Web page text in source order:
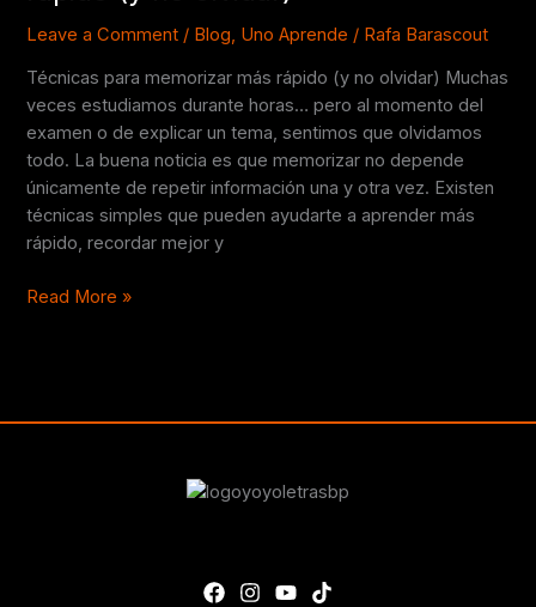
Leave a Comment / Blog, Uno Aprende / Rafa Barascout
Técnicas para memorizar más rápido (y no olvidar) Muchas
veces estudiamos durante horas… pero al momento del
examen o de explicar un tema, sentimos que olvidamos
todo. La buena noticia es que memorizar no depende
únicamente de repetir información una y otra vez. Existen
técnicas simples que pueden ayudarte a aprender más
rápido, recordar mejor y
rápido
(y
olvidar)
Read More »